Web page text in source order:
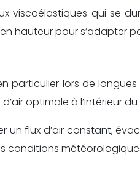
qui se
hauteur pour s’adapter
lors de
optimale à l’intérieur
flux d’air constant,
conditions